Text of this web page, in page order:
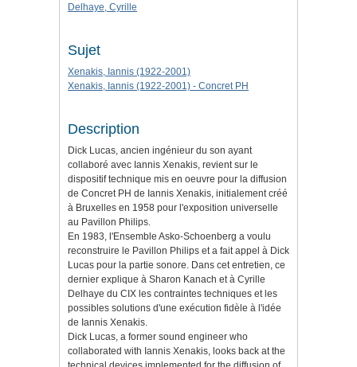
Delhaye, Cyrille
Sujet
Xenakis, Iannis (1922-2001)
Xenakis, Iannis (1922-2001) - Concret PH
Description
Dick Lucas, ancien ingénieur du son ayant
collaboré avec Iannis Xenakis, revient sur le
dispositif technique mis en oeuvre pour la diffusion
de Concret PH de Iannis Xenakis, initialement créé
à Bruxelles en 1958 pour l'exposition universelle
au Pavillon Philips.
En 1983, l'Ensemble Asko-Schoenberg a voulu
reconstruire le Pavillon Philips et a fait appel à Dick
Lucas pour la partie sonore. Dans cet entretien, ce
dernier explique à Sharon Kanach et à Cyrille
Delhaye du CIX les contraintes techniques et les
possibles solutions d'une exécution fidèle à l'idée
de Iannis Xenakis.
Dick Lucas, a former sound engineer who
collaborated with Iannis Xenakis, looks back at the